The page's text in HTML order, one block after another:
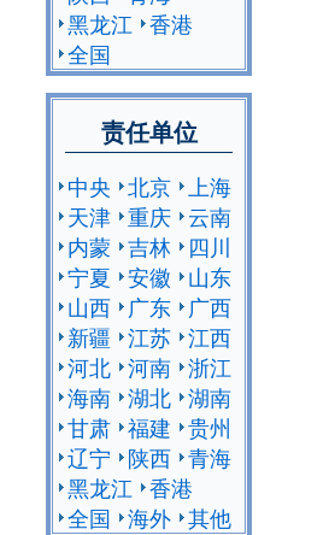
黑龙江 香港
全国
责任单位
中央 北京
上海
天津 重庆 云南
内蒙 吉林
四川
宁夏 安徽
山东
山西
广东
广西
新疆 江苏 江西
河北 河南 浙江
海南 湖北 湖南
甘肃 福建 贵州
辽宁
陕西 青海
黑龙江 香港
全国 海外 其他